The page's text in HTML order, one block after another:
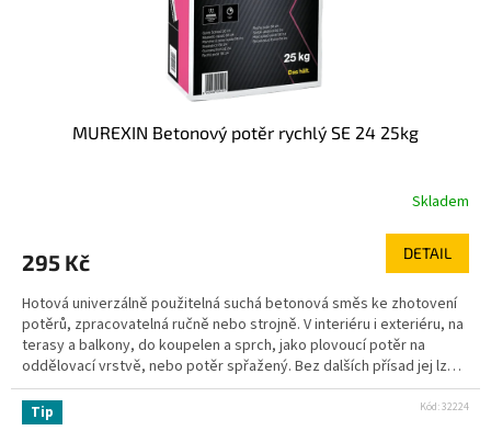
MUREXIN Betonový potěr rychlý SE 24 25kg
Skladem
295 Kč DETAIL
Hotová univerzálně použitelná suchá betonová směs ke zhotovení
potěrů, zpracovatelná ručně nebo strojně. V interiéru i exteriéru, na
terasy a balkony, do koupelen a sprch, jako plovoucí potěr na
oddělovací vrstvě, nebo potěr spřažený. Bez dalších přísad jej lze
také použít jako potěr vytápěný. Po cca 24 hodinách dosahuje
vysokých pevností a zbytkové vlhkosti pod 2% CM a je tedy
připraven k nanášení dalších materiálů. Nevhodný do míst s
Tip Kód:32224